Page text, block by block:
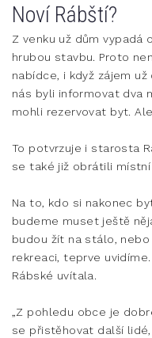
Noví Rábští?
Z venku už dům
hrubou stavbu. Proto
nabídce, i když zájem
nás byli informovat dva
mohli rezervovat byt.
To potvrzuje i starosta
se také již obrátili
Na to, kdo si nakonec
budeme muset ještě
budou žít na stálo,
rekreaci, teprve
Rábské uvítala.
„Z pohledu obce je
se přistěhovat další